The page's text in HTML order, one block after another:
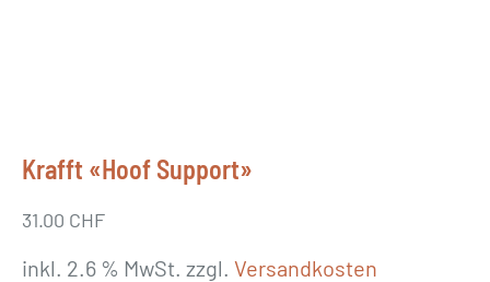
Krafft «Hoof Support»
31.00 CHF
inkl. 2.6 % MwSt. zzgl. Versandkosten